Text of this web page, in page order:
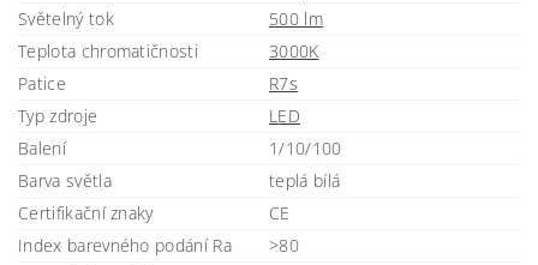
Světelný tok
500 lm
Teplota chromatičnosti
3000K
Patice
R7s
Typ zdroje
LED
Balení
1/10/100
Barva světla
teplá bílá
Certifikační znaky
CE
Index barevného podání Ra
>80